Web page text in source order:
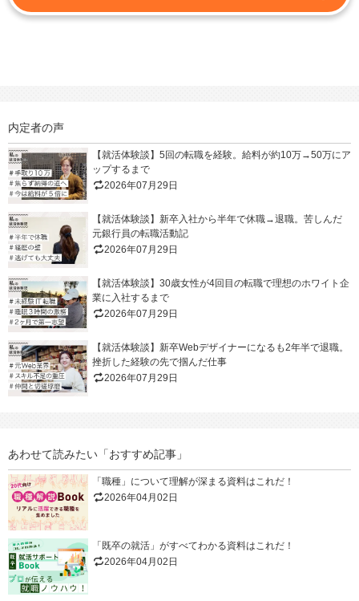
内定者の声
【就活体験談】5回の転職を経験。給料が約10万→50万にア
ップするまで
2026年07月29日
【就活体験談】新卒入社から半年で休職→退職。苦しんだ
元銀行員の転職活動記
2026年07月29日
【就活体験談】30歳女性が4回目の転職で理想のホワイト企
業に入社するまで
2026年07月29日
【就活体験談】新卒Webデザイナーになるも2年半で退職。
挫折した経験の先で掴んだ仕事
2026年07月29日
あわせて読みたい「おすすめ記事」
「職種」について理解が深まる資料はこれだ！
2026年04月02日
「既卒の就活」がすべてわかる資料はこれだ！
2026年04月02日